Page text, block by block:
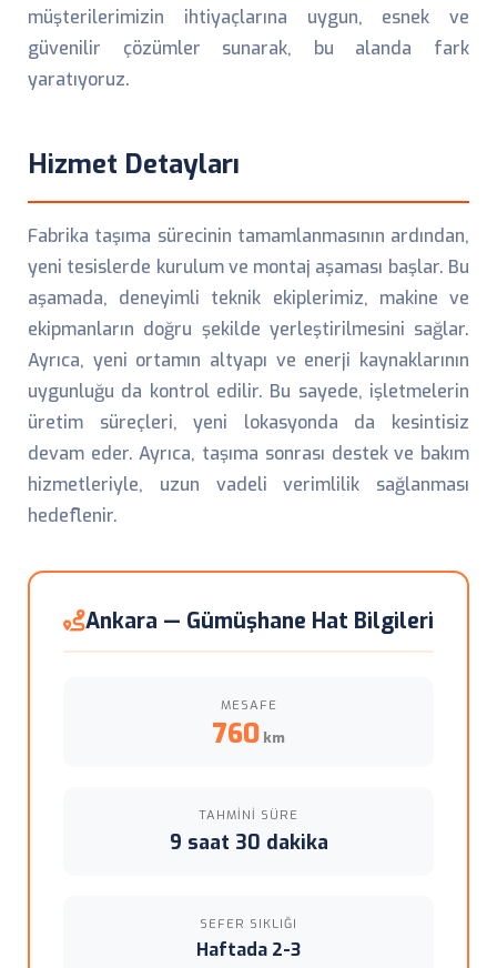
müşterilerimizin ihtiyaçlarına uygun, esnek ve
güvenilir çözümler sunarak, bu alanda fark
yaratıyoruz.
Hizmet Detayları
Fabrika taşıma sürecinin tamamlanmasının ardından,
yeni tesislerde kurulum ve montaj aşaması başlar. Bu
aşamada, deneyimli teknik ekiplerimiz, makine ve
ekipmanların doğru şekilde yerleştirilmesini sağlar.
Ayrıca, yeni ortamın altyapı ve enerji kaynaklarının
uygunluğu da kontrol edilir. Bu sayede, işletmelerin
üretim süreçleri, yeni lokasyonda da kesintisiz
devam eder. Ayrıca, taşıma sonrası destek ve bakım
hizmetleriyle, uzun vadeli verimlilik sağlanması
hedeflenir.
Ankara — Gümüşhane Hat Bilgileri
MESAFE
760 km
TAHMINI SÜRE
9 saat 30 dakika
SEFER SIKLIĞI
Haftada 2-3